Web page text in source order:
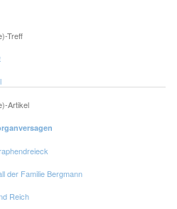
Treff
Artikel
der Familie Bergmann
Reich